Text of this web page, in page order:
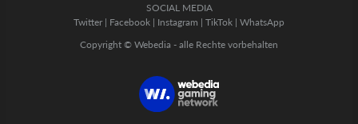
SOCIAL MEDIA
Twitter | Facebook | Instagram | TikTok | WhatsApp
Copyright © Webedia - alle Rechte vorbehalten